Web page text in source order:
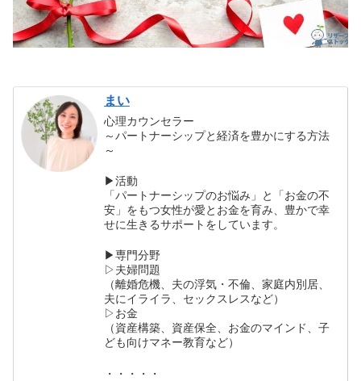
まい
心理カウンセラー
～パートナーシップと経済を豊かにする方法
～
▶活動
「パートナーシップのお悩み」と「お金の不
安」をもつ女性が愛とお金を育み、豊かで幸
せに生きるサポートをしています。
▶専門分野
▷夫婦問題
（離婚危機、夫の浮気・不倫、家庭内別居、
夫にイライラ、セックスレスなど）
▷お金
（資産構築、資産保全、お金のマインド、子
ども向けマネー教育など）
・・・・・